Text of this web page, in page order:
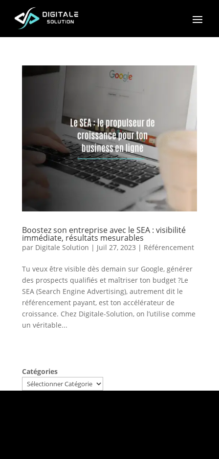
Boostez son entreprise avec le SEA : visibilité
immédiate, résultats mesurables
par Digitale Solution | Juil 27, 2023 | Référencement
Tu veux être visible dès demain sur Google, générer
des prospects qualifiés et maîtriser ton budget ?Le
SEA (Search Engine Advertising), autrement dit le
référencement payant, est ton accélérateur de
croissance. Chez Digitale-Solution, on l’utilise comme
un véritable...
Catégories